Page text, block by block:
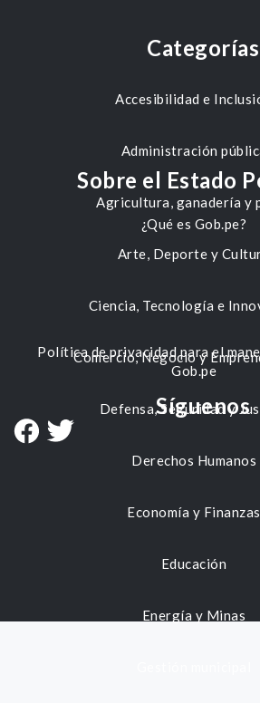
Categorías
Accesibilidad e
Administración
Agricultura, ganadería y
Arte, Deporte y
Ciencia, Tecnología e
Comercio, Negocio y
Defensa, Seguridad y
Derechos Humanos
Economía y Finanzas
Educación
Energía y Minas
Sobre el Estado
¿Qué es Gob.pe?
Política de privacidad para el
Gob.pe
Síguenos